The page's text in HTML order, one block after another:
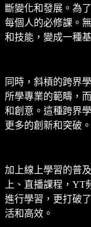
斷變化和發展。為
每個人的必修課。
和技能，變成一種
同時，斜槓的跨界
所學專業的範疇，
和創意。這種跨界
更多的創新和突破。
加上線上學習的普
上、直播課程，
進行學習，更打破
活和高效。